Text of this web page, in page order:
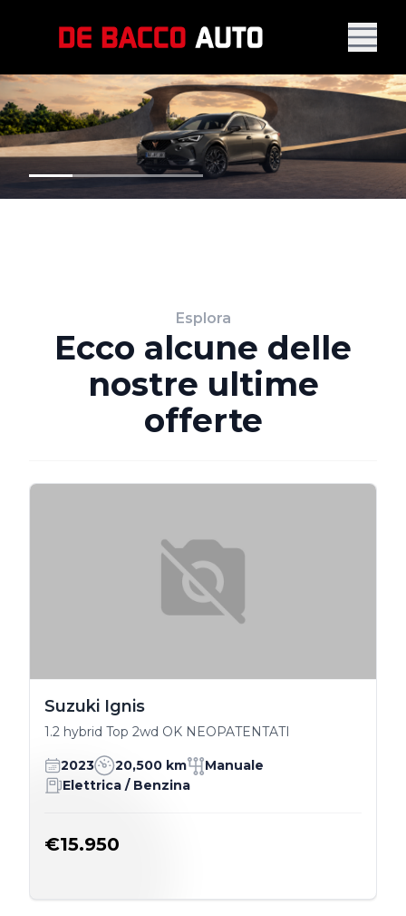
Esplora
Ecco alcune delle
nostre ultime
offerte
Suzuki Ignis
1.2 hybrid Top 2wd OK NEOPATENTATI
2023 20,500 km
Manuale
Elettrica / Benzina
€15.950